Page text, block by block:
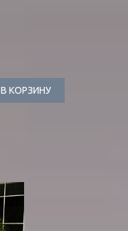
В КОРЗИНУ